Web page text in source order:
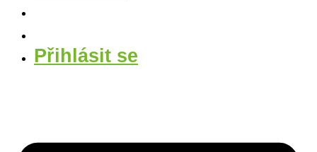
Přihlásit se